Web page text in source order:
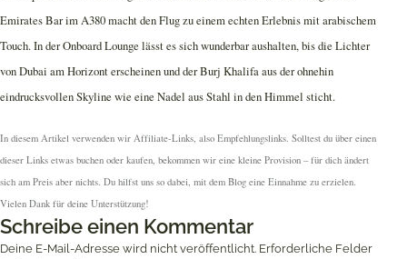
Emirates Bar im A380 macht den Flug zu einem echten Erlebnis mit arabischem
Touch. In der Onboard Lounge lässt es sich wunderbar aushalten, bis die Lichter
von Dubai am Horizont erscheinen und der Burj Khalifa aus der ohnehin
eindrucksvollen Skyline wie eine Nadel aus Stahl in den Himmel sticht.
In diesem Artikel verwenden wir Affiliate-Links, also Empfehlungslinks. Solltest du über einen
dieser Links etwas buchen oder kaufen, bekommen wir eine kleine Provision – für dich ändert
sich am Preis aber nichts. Du hilfst uns so dabei, mit dem Blog eine Einnahme zu erzielen.
Vielen Dank für deine Unterstützung!
Schreibe einen Kommentar
Deine E-Mail-Adresse wird nicht veröffentlicht. Erforderliche Felder